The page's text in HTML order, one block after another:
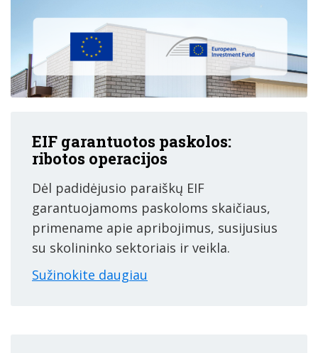
EIF garantuotos paskolos:
ribotos operacijos
Dėl padidėjusio paraiškų EIF
garantuojamoms paskoloms skaičiaus,
primename apie apribojimus, susijusius
su skolininko sektoriais ir veikla.
Sužinokite daugiau